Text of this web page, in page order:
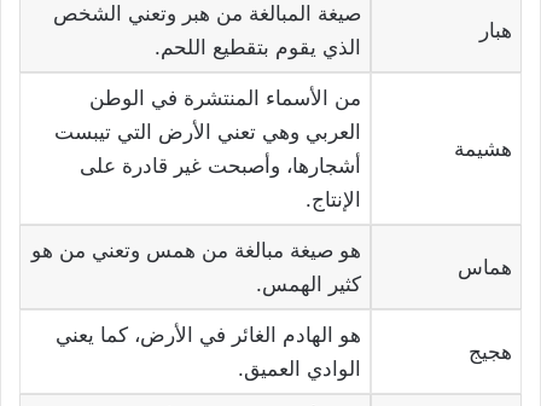
هبار
صيغة المبالغة من هبر وتعني الشخص
الذي يقوم بتقطيع اللحم.
هشيمة
من الأسماء المنتشرة في الوطن
العربي وهي تعني الأرض التي تيبست
أشجارها، وأصبحت غير قادرة على
الإنتاج.
هماس
هو صيغة مبالغة من همس وتعني من هو
كثير الهمس.
هجيج
هو الهادم الغائر في الأرض، كما يعني
الوادي العميق.